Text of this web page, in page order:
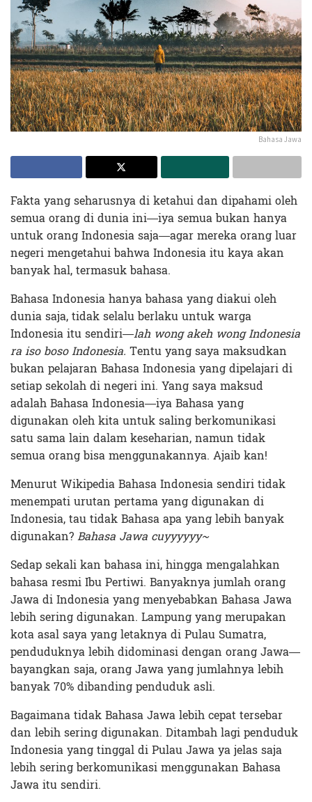
Bahasa Jawa
Fakta yang seharusnya di ketahui dan dipahami oleh
semua orang di dunia ini—iya semua bukan hanya
untuk orang Indonesia saja—agar mereka orang luar
negeri mengetahui bahwa Indonesia itu kaya akan
banyak hal, termasuk bahasa.
Bahasa Indonesia hanya bahasa yang diakui oleh
dunia saja, tidak selalu berlaku untuk warga
Indonesia itu sendiri—lah wong akeh wong Indonesia
ra iso boso Indonesia. Tentu yang saya maksudkan
bukan pelajaran Bahasa Indonesia yang dipelajari di
setiap sekolah di negeri ini. Yang saya maksud
adalah Bahasa Indonesia—iya Bahasa yang
digunakan oleh kita untuk saling berkomunikasi
satu sama lain dalam keseharian, namun tidak
semua orang bisa menggunakannya. Ajaib kan!
Menurut Wikipedia Bahasa Indonesia sendiri tidak
menempati urutan pertama yang digunakan di
Indonesia, tau tidak Bahasa apa yang lebih banyak
digunakan?Bahasa Jawa cuyyyyyy~
Sedap sekali kan bahasa ini, hingga mengalahkan
bahasa resmi Ibu Pertiwi. Banyaknya jumlah orang
Jawa di Indonesia yang menyebabkan Bahasa Jawa
lebih sering digunakan. Lampung yang merupakan
kota asal saya yang letaknya di Pulau Sumatra,
penduduknya lebih didominasi dengan orang Jawa—
bayangkan saja, orang Jawa yang jumlahnya lebih
banyak 70% dibanding penduduk asli.
Bagaimana tidak Bahasa Jawa lebih cepat tersebar
dan lebih sering digunakan. Ditambah lagi penduduk
Indonesia yang tinggal di Pulau Jawa ya jelas saja
lebih sering berkomunikasi menggunakan Bahasa
Jawa itu sendiri.